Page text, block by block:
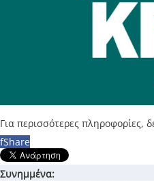
Για περισσότερες πληροφορίες,
fShare
Συνημμένα: